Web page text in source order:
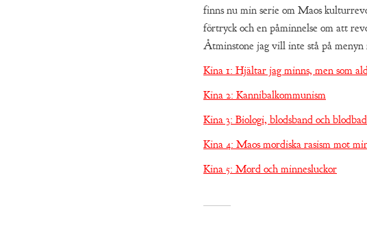
finns nu min serie om Maos
förtryck och en påminnelse om att
Åtminstone jag vill inte stå på menyn
Kina 1: Hjältar jag minns, men som
Kina 2: Kannibalkommunism
Kina 3: Biologi, blodsband och blodbad
Kina 4: Maos mordiska rasism mot
Kina 5: Mord och minnesluckor